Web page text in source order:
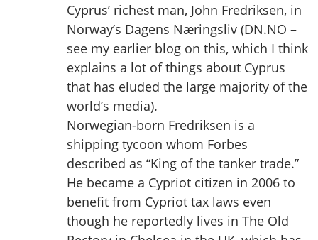
Cyprus’ richest man, John Fredriksen, in
Norway’s Dagens Næringsliv (DN.NO –
see my earlier blog on this, which I think
explains a lot of things about Cyprus
that has eluded the large majority of the
world’s media).
Norwegian-born Fredriksen is a
shipping tycoon whom Forbes
described as “King of the tanker trade.”
He became a Cypriot citizen in 2006 to
benefit from Cypriot tax laws even
though he reportedly lives in The Old